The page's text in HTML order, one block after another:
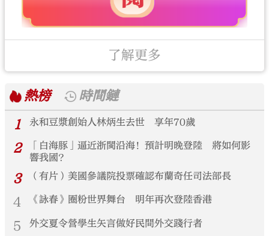
了解更多
熱榜
時間鏈
1
永和豆漿創始人林炳生去世 享年70歲
2
「白海豚」逼近浙閩沿海！預計明晚登陸 將如何影
響我國？
3 （有片）美國參議院投票確認布蘭奇任司法部長
4 《詠春》圈粉世界舞台 明年再次登陸香港
5 外交夏令營學生矢言做好民間外交踐行者